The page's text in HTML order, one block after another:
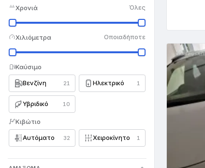
Kia 106
Lada 1
Land Rover
Lexus
Lotus
Maserati
Mazda 399
Mercedes-Benz 649
Χρονιά Όλες
Χιλιόμετρα Οποιαδήποτε
Καύσιμο
Βενζίνη 21 Ηλεκτρικό 1
Υβριδικό 10
Κιβώτιο
Αυτόματο 32 Χειροκίνητο 1